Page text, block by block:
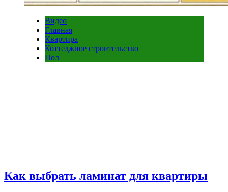
Видео
Главная
Квартира
Коттеджное строительство
Пол
Как выбрать ламинат для квартиры